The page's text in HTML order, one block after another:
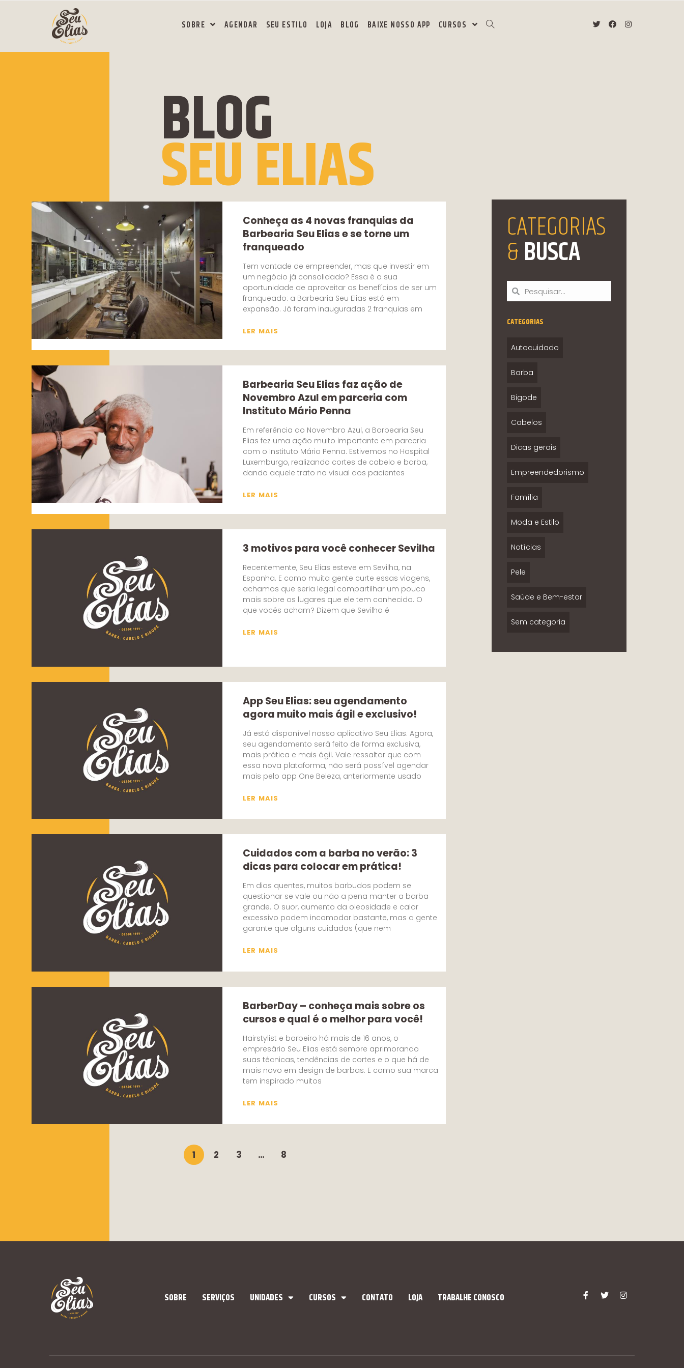
SOBRE AGENDAR SEU ESTILO LOJA BLOG BAIXE NOSSO APP CURSOS
BLOG
SEU ELIAS
Conheça as 4 novas franquias da
Barbearia Seu Elias e se torne um
franqueado
Tem vontade de empreender, mas que investir em
um negócio já consolidado? Essa é a sua
oportunidade de aproveitar os benefícios de ser um
franqueado: a Barbearia Seu Elias está em
expansão. Já foram inauguradas 2 franquias em
LER MAIS
Barbearia Seu Elias faz ação de
Novembro Azul em parceria com
Instituto Mário Penna
Em referência ao Novembro Azul, a Barbearia Seu
Elias fez uma ação muito importante em parceria
com o Instituto Mário Penna. Estivemos no Hospital
Luxemburgo, realizando cortes de cabelo e barba,
dando aquele trato no visual dos pacientes
LER MAIS
3 motivos para você conhecer Sevilha
Recentemente, Seu Elias esteve em Sevilha, na
Espanha. E como muita gente curte essas viagens,
achamos que seria legal compartilhar um pouco
mais sobre os lugares que ele tem conhecido. O
que vocês acham? Dizem que Sevilha é
LER MAIS
App Seu Elias: seu agendamento
agora muito mais ágil e exclusivo!
Já está disponível nosso aplicativo Seu Elias. Agora,
seu agendamento será feito de forma exclusiva,
mais prática e mais ágil. Vale ressaltar que com
essa nova plataforma, não será possível agendar
mais pelo app One Beleza, anteriormente usado
LER MAIS
Cuidados com a barba no verão: 3
dicas para colocar em prática!
Em dias quentes, muitos barbudos podem se
questionar se vale ou não a pena manter a barba
grande. O suor, aumento da oleosidade e calor
excessivo podem incomodar bastante, mas a gente
garante que alguns cuidados (que nem
LER MAIS
BarberDay – conheça mais sobre os
cursos e qual é o melhor para você!
Hairstylist e barbeiro há mais de 16 anos, o
empresário Seu Elias está sempre aprimorando
suas técnicas, tendências de cortes e o que há de
mais novo em design de barbas. E como sua marca
tem inspirado muitos
LER MAIS
1 2 3 … 8
CATEGORIAS
&BUSCA
CATEGORIAS
Autocuidado
Barba
Bigode
Cabelos
Dicas gerais
Empreendedorismo
Família
Moda e Estilo
Notícias
Pele
Saúde e Bem-estar
Sem categoria
SOBRE SERVIÇOS UNIDADES CURSOS CONTATO LOJA TRABALHE CONOSCO